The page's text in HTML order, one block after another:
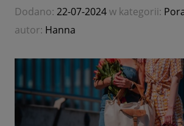
Dodano: 22-07-2024w kategorii:
autor: Hanna